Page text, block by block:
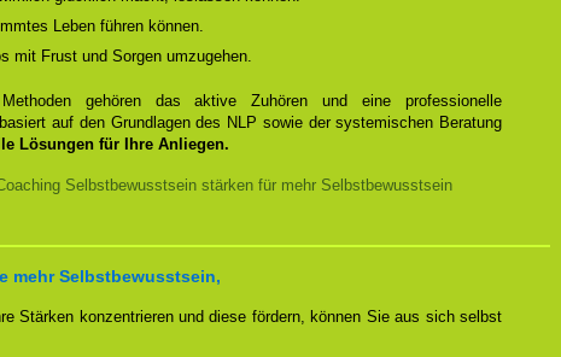
Leben führen können.
mit Frust und Sorgen umzugehen.
gehören das aktive Zuhören und eine professionelle
auf den Grundlagen des NLP sowie der systemischen Beratung
Lösungen für Ihre Anliegen.
Selbstbewusstsein stärken für mehr Selbstbewusstsein
mehr Selbstbewusstsein,
Stärken konzentrieren und diese fördern, können Sie aus sich selbst